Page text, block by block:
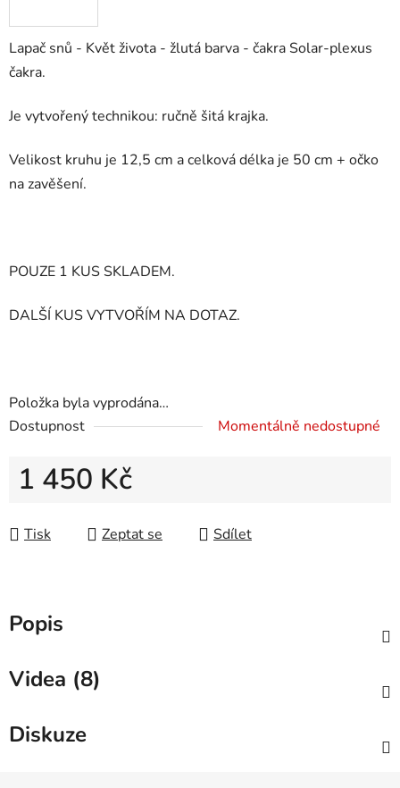
Lapač snů - Květ života - žlutá barva - čakra Solar-plexus
čakra.
Je vytvořený technikou: ručně šitá krajka.
Velikost kruhu je 12,5 cm a celková délka je 50 cm + očko
na zavěšení.
POUZE 1 KUS SKLADEM.
DALŠÍ KUS VYTVOŘÍM NA DOTAZ.
Položka byla vyprodána…
Dostupnost
Momentálně nedostupné
1 450 Kč
Tisk
Zeptat se Sdílet
Popis
Videa (8)
Diskuze